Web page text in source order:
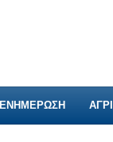
ΕΝΗΜΕΡΩΣΗ